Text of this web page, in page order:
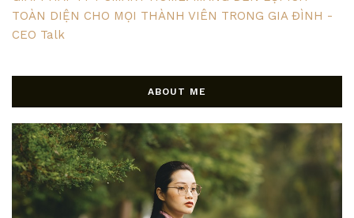
TOÀN DIỆN CHO MỌI THÀNH VIÊN TRONG GIA ĐÌNH -
CEO Talk
ABOUT ME